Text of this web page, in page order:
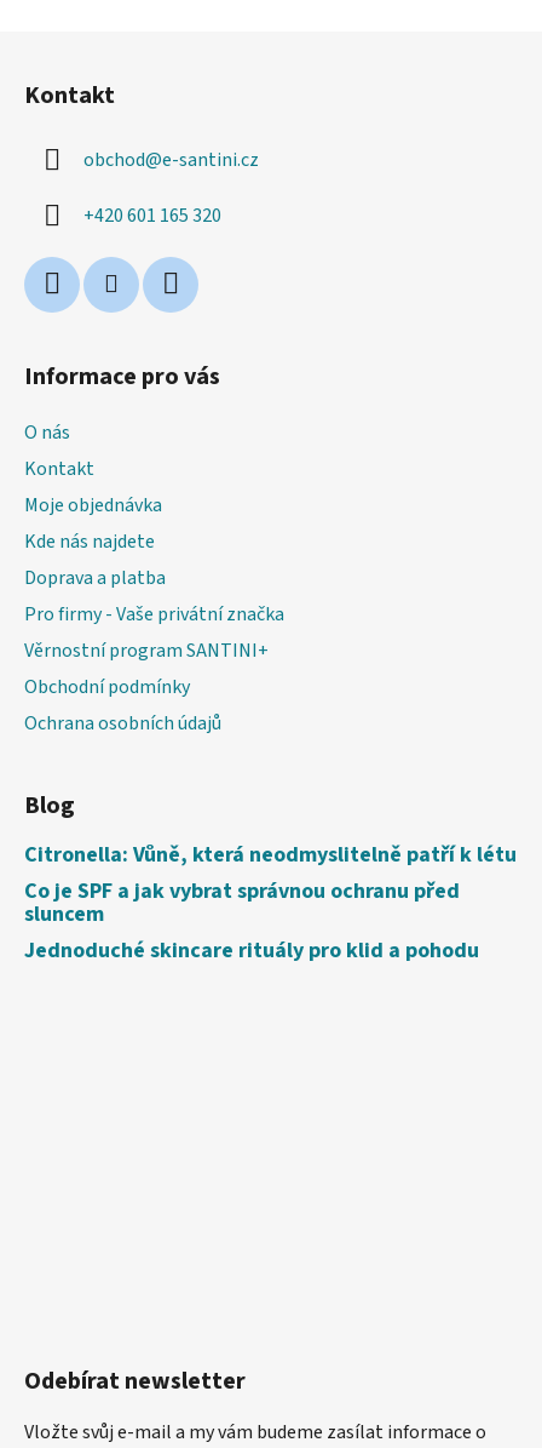
Kontakt
obchod@e-santini.cz
+420 601 165 320
Informace pro vás
O nás
Kontakt
Moje objednávka
Kde nás najdete
Doprava a platba
Pro firmy - Vaše privátní značka
Věrnostní program SANTINI+
Obchodní podmínky
Ochrana osobních údajů
Blog
Citronella: Vůně, která neodmyslitelně patří k létu
Co je SPF a jak vybrat správnou ochranu před
sluncem
Jednoduché skincare rituály pro klid a pohodu
Odebírat newsletter
Vložte svůj e-mail a my vám budeme zasílat informace o